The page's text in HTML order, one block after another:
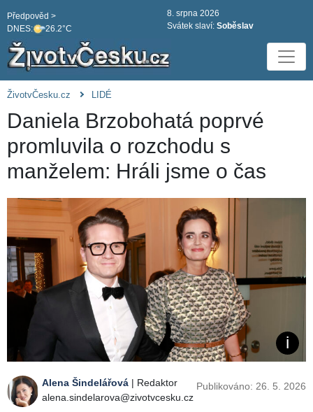
DNES: 26.2°C
Předpověd >
8. srpna 2026
Svátek slaví: Soběslav
ŽivotvČesku.cz LIDÉ
Daniela Brzobohatá poprvé
promluvila o rozchodu s
manželem: Hráli jsme o čas
Alena Šindelářová | Redaktor
alena.sindelarova@zivotvcesku.cz
Publikováno: 26. 5. 2026